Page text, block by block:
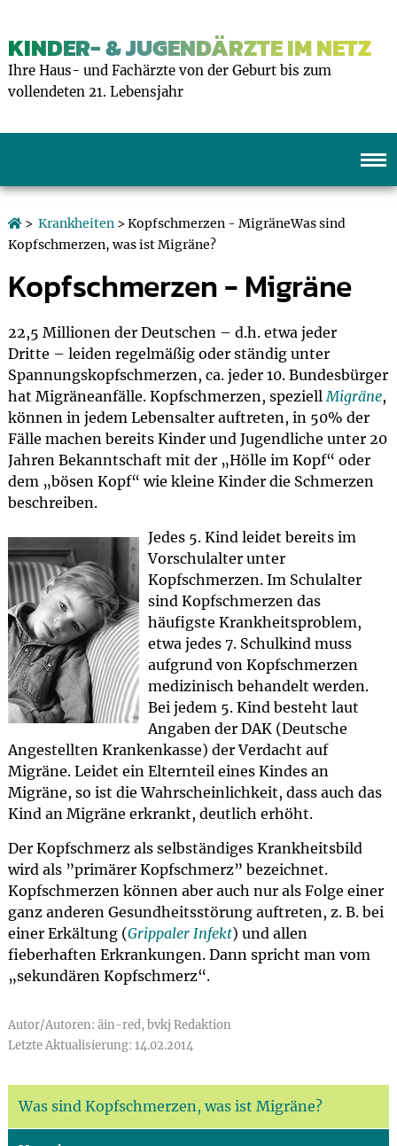
KINDER- & JUGENDÄRZTE IM NETZ
Ihre Haus- und Fachärzte von der Geburt bis zum
vollendeten 21. Lebensjahr
> Krankheiten> Kopfschmerzen - MigräneWas sind
Kopfschmerzen, was ist Migräne?
Kopfschmerzen - Migräne
22,5 Millionen der Deutschen – d.h. etwa jeder
Dritte – leiden regelmäßig oder ständig unter
Spannungskopfschmerzen, ca. jeder 10. Bundesbürger
hat Migräneanfälle. Kopfschmerzen, speziellMigräne,
können in jedem Lebensalter auftreten, in 50% der
Fälle machen bereits Kinder und Jugendliche unter 20
Jahren Bekanntschaft mit der „Hölle im Kopf“ oder
dem „bösen Kopf“ wie kleine Kinder die Schmerzen
beschreiben.
Jedes 5. Kind leidet bereits im
Vorschulalter unter
Kopfschmerzen. Im Schulalter
sind Kopfschmerzen das
häufigste Krankheitsproblem,
etwa jedes 7. Schulkind muss
aufgrund von Kopfschmerzen
medizinisch behandelt werden.
Bei jedem 5. Kind besteht laut
Angaben der DAK (Deutsche
Angestellten Krankenkasse) der Verdacht auf
Migräne. Leidet ein Elternteil eines Kindes an
Migräne, so ist die Wahrscheinlichkeit, dass auch das
Kind an Migräne erkrankt, deutlich erhöht.
Der Kopfschmerz als selbständiges Krankheitsbild
wird als ”primärer Kopfschmerz” bezeichnet.
Kopfschmerzen können aber auch nur als Folge einer
ganz anderen Gesundheitsstörung auftreten, z. B. bei
einer Erkältung (Grippaler Infekt) und allen
fieberhaften Erkrankungen. Dann spricht man vom
„sekundären Kopfschmerz“.
Autor/Autoren: äin-red, bvkj Redaktion
Letzte Aktualisierung: 14.02.2014
Was sind Kopfschmerzen, was ist Migräne?